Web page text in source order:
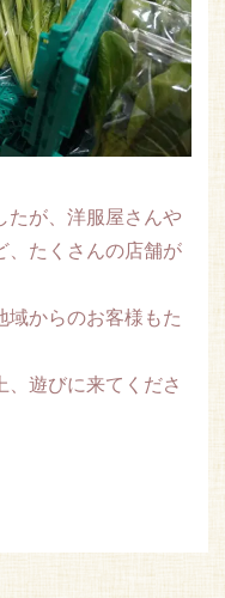
たが、洋服屋さんや
、たくさんの店舗が
域からのお客様もた
、遊びに来てくださ